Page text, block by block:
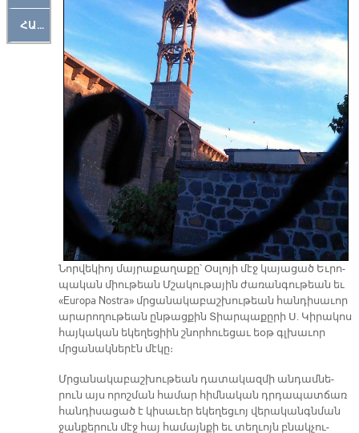
ՀԱՐԹԱԿ
Նոր­վե­կիոյ մայ­րա­քա­ղա­քը՝ Օս­լո­յի մէջ կա­յա­ցած Եւ­րո­
պա­կան միու­թեան Մշա­կու­թա­յին ժա­ռան­գու­թեան եւ
«Europa Nostra» մրցա­նա­կա­բաշ­խու­թեան հան­դի­սա­ւոր
ա­րա­րո­ղու­թեան ըն­թաց­քին Տիար­պա­քը­րի Ս. Կի­րա­կոս
հայ­կա­կան ե­կե­ղե­ցիին շնոր­հուե­ցաւ եօթ գլխա­ւոր
մրցա­նակ­նե­րէն մէ­կը։
Մրցա­նա­կա­բաշ­խու­թեան դա­տա­կազ­մի ան­դամ­նե­
րուն այս ո­րոշ­ման հա­մար հիմ­նա­կան դրդա­պատ­ճառ
հան­դի­սա­ցած է կի­սա­ւեր ե­կե­ղեց­ւոյ վե­րա­կանգն­ման
ջան­քե­րուն մէջ հայ հա­մայն­քի եւ տեղ­ւոյն բնակ­չու­